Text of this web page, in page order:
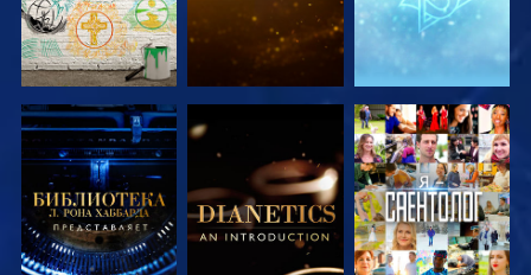
СМОТРЕТЬ
ПЕРЕДАЧИ
СМОТРЕТЬ
ПЕРЕДАЧИ
СМОТРЕТЬ